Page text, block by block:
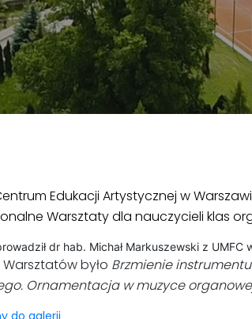
Edukacji Artystycznej w
Warsztaty dla nauczycieli klas
dr hab. Michał Markuszewski z UMFC
było Brzmienie
Ornamentacja w muzyce
do galerii